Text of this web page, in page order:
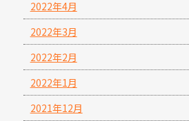
2022年4月
2022年3月
2022年2月
2022年1月
2021年12月